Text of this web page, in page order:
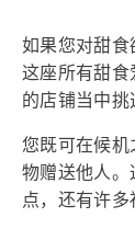
如果您对甜
这座所有甜
的店铺当中挑
您既可在候
物赠送他人
点，还有许多